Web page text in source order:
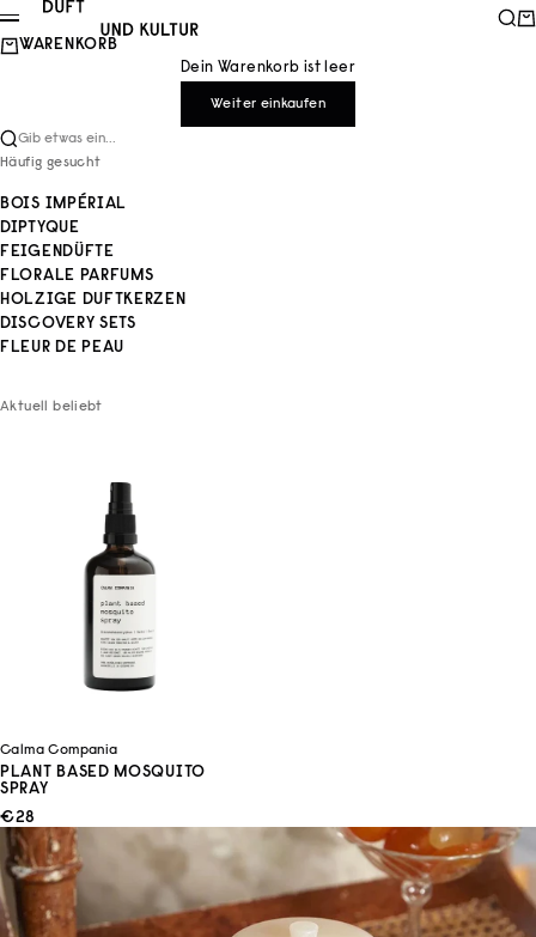
Zum Inhalt springen
Duft und Kultur
Menü
WARENKORB
Dein Warenkorb ist leer
Weiter einkaufen
Gib etwas ein...
Häufig gesucht
BOIS IMPÉRIAL
DIPTYQUE
FEIGENDÜFTE
FLORALE PARFUMS
HOLZIGE DUFTKERZEN
DISCOVERY SETS
FLEUR DE PEAU
Aktuell beliebt
Calma Compania
PLANT BASED MOSQUITO
SPRAY
ANGEBOT
€28